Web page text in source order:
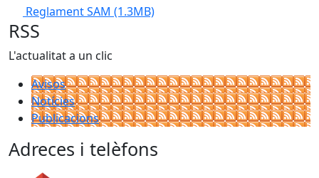
Reglament SAM (1.3MB)
RSS
L'actualitat a un clic
Avisos
Notícies
Publicacions
Adreces i telèfons